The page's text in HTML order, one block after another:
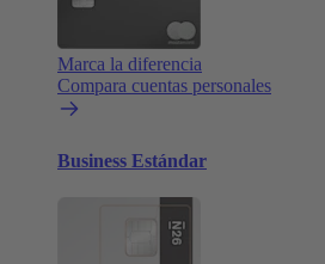
Marca la diferencia
Compara cuentas personales
Business Estándar